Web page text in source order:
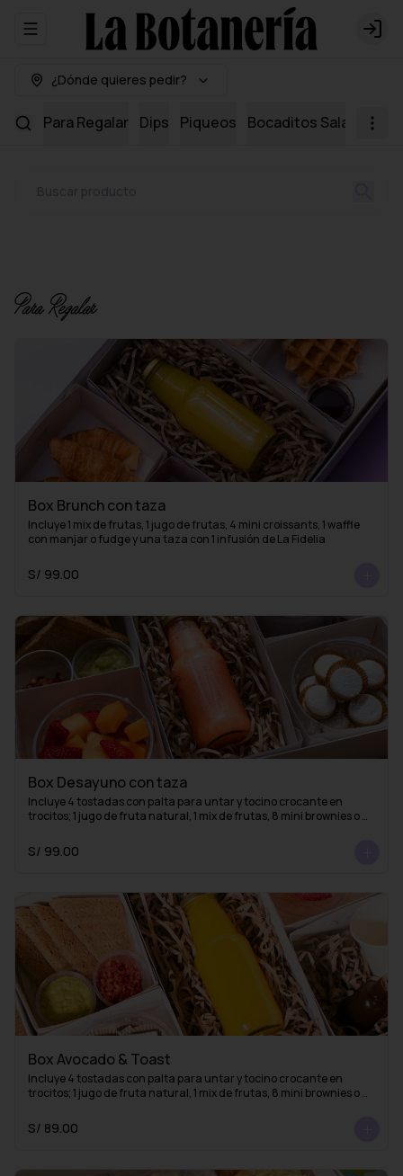
Abrir menu de navegación Login
¿Dónde quieres pedir?
Para Regalar Dips Piqueos Bocaditos Salados
Para Regalar
Box Brunch con taza
Incluye 1 mix de frutas, 1 jugo de frutas, 4 mini croissants, 1 waffle
con manjar o fudge y una taza con 1 infusión de La Fidelia
S/ 99.00
Box Desayuno con taza
Incluye 4 tostadas con palta para untar y tocino crocante en
trocitos; 1 jugo de fruta natural, 1 mix de frutas, 8 mini brownies o
S/ 99.00
Box Avocado & Toast
Incluye 4 tostadas con palta para untar y tocino crocante en
trocitos; 1 jugo de fruta natural, 1 mix de frutas, 8 mini brownies o
caliente y obtener un delicioso café americano)
S/ 89.00